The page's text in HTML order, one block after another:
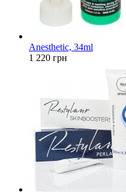
Anesthetic, 34ml
1 220 грн